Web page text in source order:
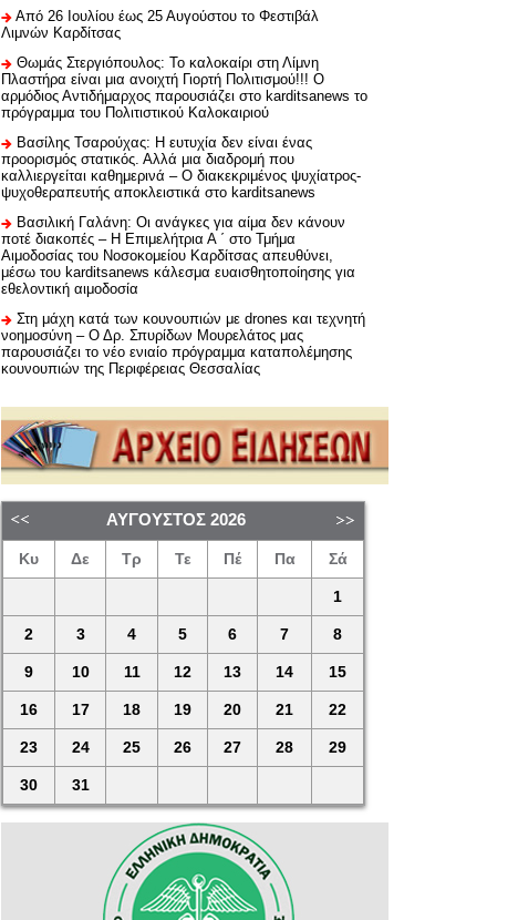
Από 26 Ιουλίου έως 25 Αυγούστου το Φεστιβάλ
Λιμνών Καρδίτσας
Θωμάς Στεργιόπουλος: Το καλοκαίρι στη Λίμνη
Πλαστήρα είναι μια ανοιχτή Γιορτή Πολιτισμού!!! Ο
αρμόδιος Αντιδήμαρχος παρουσιάζει στο karditsanews το
πρόγραμμα του Πολιτιστικού Καλοκαιριού
Βασίλης Τσαρούχας: Η ευτυχία δεν είναι ένας
προορισμός στατικός. Αλλά μια διαδρομή που
καλλιεργείται καθημερινά – Ο διακεκριμένος ψυχίατρος-
ψυχοθεραπευτής αποκλειστικά στο karditsanews
Βασιλική Γαλάνη: Οι ανάγκες για αίμα δεν κάνουν
ποτέ διακοπές – Η Επιμελήτρια Α ΄ στο Τμήμα
Αιμοδοσίας του Νοσοκομείου Καρδίτσας απευθύνει,
μέσω του karditsanews κάλεσμα ευαισθητοποίησης για
εθελοντική αιμοδοσία
Στη μάχη κατά των κουνουπιών με drones και τεχνητή
νοημοσύνη – Ο Δρ. Σπυρίδων Μουρελάτος μας
παρουσιάζει το νέο ενιαίο πρόγραμμα καταπολέμησης
κουνουπιών της Περιφέρειας Θεσσαλίας
ΑΎΓΟΥΣΤΟΣ 2026
Κυ Δε Τρ Τε Πέ Πα Σά
1
2 3 4 5 6 7 8
9 10 11 12 13 14 15
16 17 18 19 20 21 22
23 24 25 26 27 28 29
30 31